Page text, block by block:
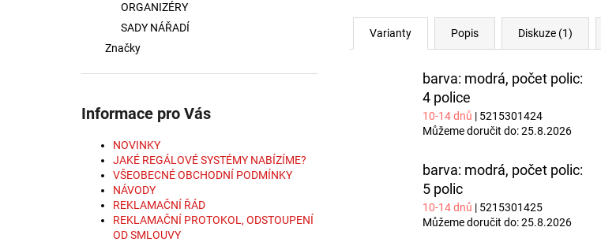
ORGANIZÉRY
SADY NÁŘADÍ
Značky
Informace pro Vás
NOVINKY
JAKÉ REGÁLOVÉ SYSTÉMY NABÍZÍME?
VŠEOBECNÉ OBCHODNÍ PODMÍNKY
NÁVODY
REKLAMAČNÍ ŘÁD
REKLAMAČNÍ PROTOKOL, ODSTOUPENÍ
OD SMLOUVY
R
A
Varianty Popis Diskuze (1)
barva: modrá, počet polic:
4 police
10-14 dnů | 5215301424
Můžeme doručit do:25.8.2026
barva: modrá, počet polic:
5 polic
10-14 dnů | 5215301425
Můžeme doručit do:25.8.2026